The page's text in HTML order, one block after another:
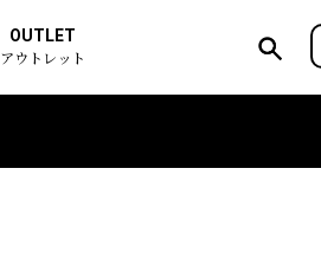
OUTLET
アウトレット